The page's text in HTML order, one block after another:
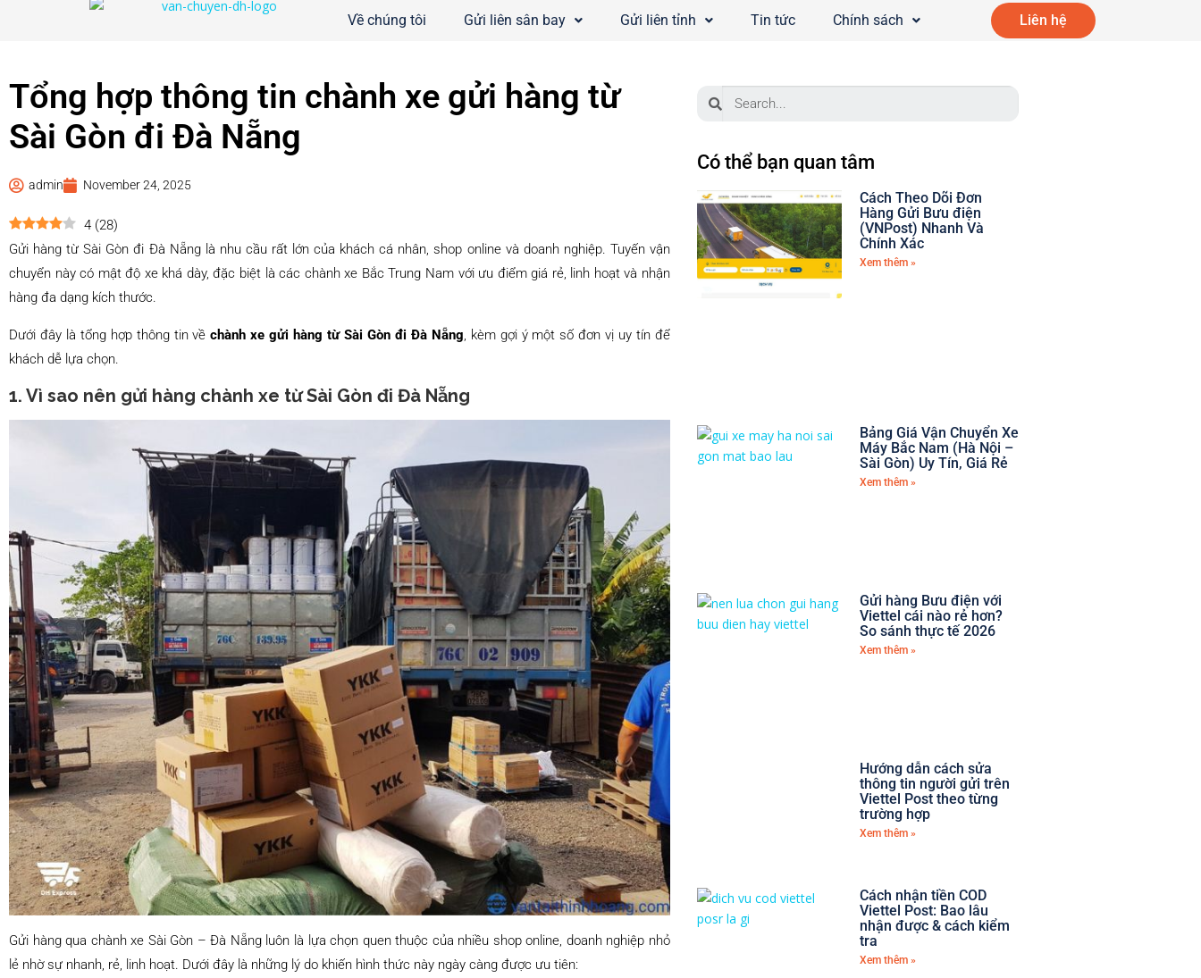
Về chúng tôi Gửi liên sân bay Gửi liên tỉnh Tin tức Chính sách Liên hệ
Tổng hợp thông tin chành xe gửi hàng từ
Sài Gòn đi Đà Nẵng
admin November 24, 2025
4 (28)
Gửi hàng từ Sài Gòn đi Đà Nẵng là nhu cầu rất lớn của khách cá nhân, shop online và doanh nghiệp. Tuyến vận
chuyển này có mật độ xe khá dày, đặc biệt là các chành xe Bắc Trung Nam với ưu điểm giá rẻ, linh hoạt và nhận
hàng đa dạng kích thước.
Dưới đây là tổng hợp thông tin vềchành xe gửi hàng từ Sài Gòn đi Đà Nẵng, kèm gợi ý một số đơn vị uy tín để
khách dễ lựa chọn.
1. Vì sao nên gửi hàng chành xe từ Sài Gòn đi Đà Nẵng
Gửi hàng qua chành xe Sài Gòn – Đà Nẵng luôn là lựa chọn quen thuộc của nhiều shop online, doanh nghiệp nhỏ
lẻ nhờ sự nhanh, rẻ, linh hoạt. Dưới đây là những lý do khiến hình thức này ngày càng được ưu tiên:
Có thể bạn quan tâm
Cách Theo Dõi Đơn
Hàng Gửi Bưu điện
(VNPost) Nhanh Và
Chính Xác
Xem thêm »
Bảng Giá Vận Chuyển Xe
Máy Bắc Nam (Hà Nội –
Sài Gòn) Uy Tín, Giá Rẻ
Xem thêm »
Gửi hàng Bưu điện với
Viettel cái nào rẻ hơn?
So sánh thực tế 2026
Xem thêm »
Hướng dẫn cách sửa
thông tin người gửi trên
Viettel Post theo từng
trường hợp
Xem thêm »
Cách nhận tiền COD
Viettel Post: Bao lâu
nhận được & cách kiểm
tra
Xem thêm »